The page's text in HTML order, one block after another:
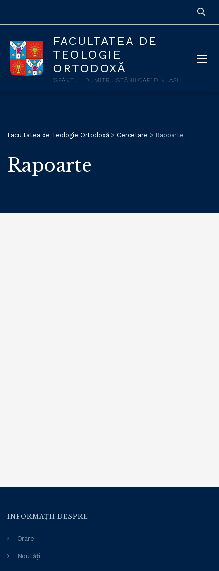
FACULTATEA DE
TEOLOGIE
ORTODOXĂ
"SFÂNTUL DUMITRU STĂNILOAE" DIN IAȘI
Facultatea de Teologie Ortodoxă > Cercetare > Rapoarte
Rapoarte
INFORMAȚII DESPRE
Orare
Noutăți